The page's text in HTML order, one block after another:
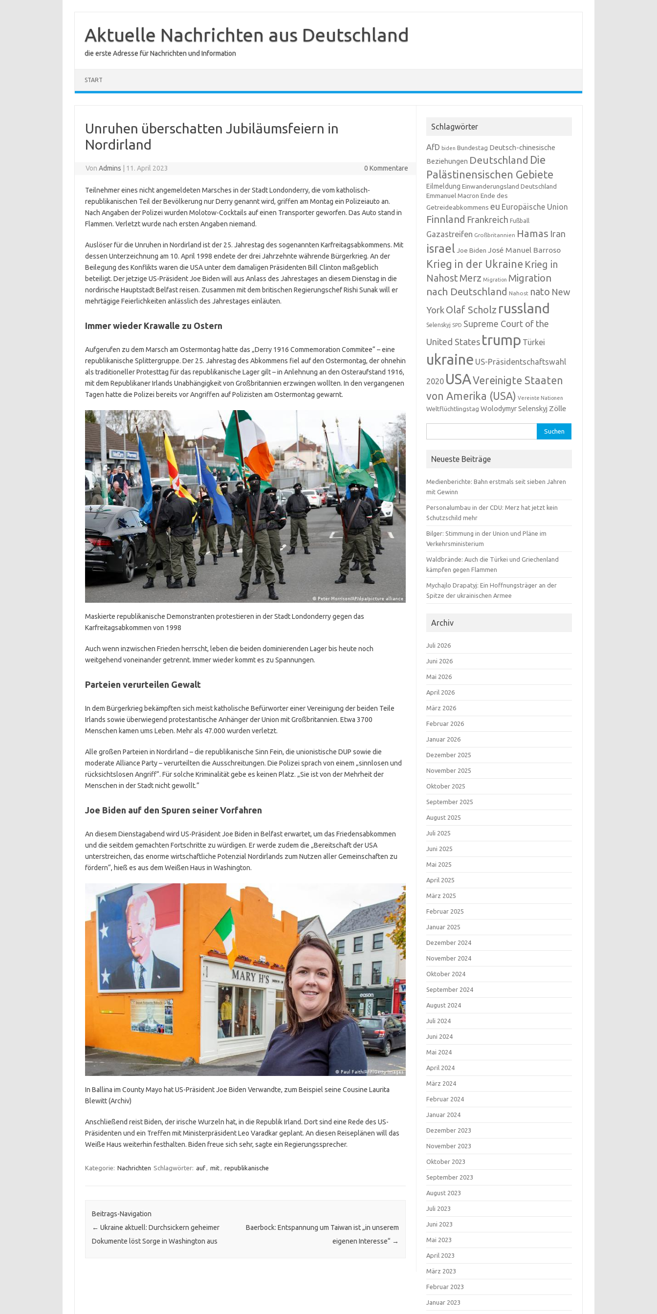
springen
Aktuelle Nachrichten aus Deutschland
die erste Adresse für Nachrichten und Information
START
Unruhen überschatten Jubiläumsfeiern in
Nordirland
VonAdmins 11. April 2023 0 Kommentare
Teilnehmer eines nicht angemeldeten Marsches in der Stadt Londonderry, die vom katholisch-
republikanischen Teil der Bevölkerung nur Derry genannt wird, griffen am Montag ein Polizeiauto an.
Nach Angaben der Polizei wurden Molotow-Cocktails auf einen Transporter geworfen. Das Auto stand in
Flammen. Verletzt wurde nach ersten Angaben niemand.
Auslöser für die Unruhen in Nordirland ist der 25. Jahrestag des sogenannten Karfreitagsabkommens. Mit
dessen Unterzeichnung am 10. April 1998 endete der drei Jahrzehnte währende Bürgerkrieg. An der
Beilegung des Konflikts waren die USA unter dem damaligen Präsidenten Bill Clinton maßgeblich
beteiligt. Der jetzige US-Präsident Joe Biden will aus Anlass des Jahrestages an diesem Dienstag in die
nordirische Hauptstadt Belfast reisen. Zusammen mit dem britischen Regierungschef Rishi Sunak will er
mehrtägige Feierlichkeiten anlässlich des Jahrestages einläuten.
Immer wieder Krawalle zu Ostern
Aufgerufen zu dem Marsch am Ostermontag hatte das „Derry 1916 Commemoration Commitee“ – eine
republikanische Splittergruppe. Der 25. Jahrestag des Abkommens fiel auf den Ostermontag, der ohnehin
als traditioneller Protesttag für das republikanische Lager gilt – in Anlehnung an den Osteraufstand 1916,
mit dem Republikaner Irlands Unabhängigkeit von Großbritannien erzwingen wollten. In den vergangenen
Tagen hatte die Polizei bereits vor Angriffen auf Polizisten am Ostermontag gewarnt.
Maskierte republikanische Demonstranten protestieren in der Stadt Londonderry gegen das
Karfreitagsabkommen von 1998
Auch wenn inzwischen Frieden herrscht, leben die beiden dominierenden Lager bis heute noch
weitgehend voneinander getrennt. Immer wieder kommt es zu Spannungen.
Parteien verurteilen Gewalt
In dem Bürgerkrieg bekämpften sich meist katholische Befürworter einer Vereinigung der beiden Teile
Irlands sowie überwiegend protestantische Anhänger der Union mit Großbritannien. Etwa 3700
Menschen kamen ums Leben. Mehr als 47.000 wurden verletzt.
Alle großen Parteien in Nordirland – die republikanische Sinn Fein, die unionistische DUP sowie die
moderate Alliance Party – verurteilten die Ausschreitungen. Die Polizei sprach von einem „sinnlosen und
rücksichtslosen Angriff“. Für solche Kriminalität gebe es keinen Platz. „Sie ist von der Mehrheit der
Menschen in der Stadt nicht gewollt.“
Joe Biden auf den Spuren seiner Vorfahren
An diesem Dienstagabend wird US-Präsident Joe Biden in Belfast erwartet, um das Friedensabkommen
und die seitdem gemachten Fortschritte zu würdigen. Er werde zudem die „Bereitschaft der USA
unterstreichen, das enorme wirtschaftliche Potenzial Nordirlands zum Nutzen aller Gemeinschaften zu
fördern“, hieß es aus dem Weißen Haus in Washington.
In Ballina im County Mayo hat US-Präsident Joe Biden Verwandte, zum Beispiel seine Cousine Laurita
Blewitt (Archiv)
Anschließend reist Biden, der irische Wurzeln hat, in die Republik Irland. Dort sind eine Rede des US-
Präsidenten und ein Treffen mit Ministerpräsident Leo Varadkar geplant. An diesen Reiseplänen will das
Weiße Haus weiterhin festhalten. Biden freue sich sehr, sagte ein Regierungssprecher.
Kategorie: Nachrichten Schlagwörter: auf, mit, republikanische
Beitrags-Navigation
← Ukraine aktuell: Durchsickern geheimer
Dokumente löst Sorge in Washington aus
Baerbock: Entspannung um Taiwan ist „in unserem
eigenen Interesse“ →
Schlagwörter
AfD biden Bundestag Deutsch-chinesische
Beziehungen Deutschland Die
Palästinensischen Gebiete
Eilmeldung Einwanderungsland Deutschland
Emmanuel Macron Ende des
Getreideabkommens eu Europäische Union
Finnland Frankreich Fußball
Gazastreifen Großbritannien Hamas Iran
israel Joe Biden José Manuel Barroso
Krieg in der Ukraine Krieg in
NahostMerz Migration Migration
nach Deutschland Nahost nato New
YorkOlaf Scholz russland
Selenskyj SPD Supreme Court of the
United States trump Türkei
ukraine US-Präsidentschaftswahl
2020 USAVereinigte Staaten
von Amerika (USA) Vereinte Nationen
Weltflüchtlingstag Wolodymyr Selenskyj Zölle
nach:
Neueste Beiträge
Medienberichte: Bahn erstmals seit sieben Jahren
mit Gewinn
Personalumbau in der CDU: Merz hat jetzt kein
Schutzschild mehr
Bilger: Stimmung in der Union und Pläne im
Verkehrsministerium
Waldbrände: Auch die Türkei und Griechenland
kämpfen gegen Flammen
Mychajlo Drapatyj: Ein Hoffnungsträger an der
Spitze der ukrainischen Armee
Archiv
Juli 2026
Juni 2026
Mai 2026
April 2026
März 2026
Februar 2026
Januar 2026
Dezember 2025
November 2025
Oktober 2025
September 2025
August 2025
Juli 2025
Juni 2025
Mai 2025
April 2025
März 2025
Februar 2025
Januar 2025
Dezember 2024
November 2024
Oktober 2024
September 2024
August 2024
Juli 2024
Juni 2024
Mai 2024
April 2024
März 2024
Februar 2024
Januar 2024
Dezember 2023
November 2023
Oktober 2023
September 2023
August 2023
Juli 2023
Juni 2023
Mai 2023
April 2023
März 2023
Februar 2023
Januar 2023